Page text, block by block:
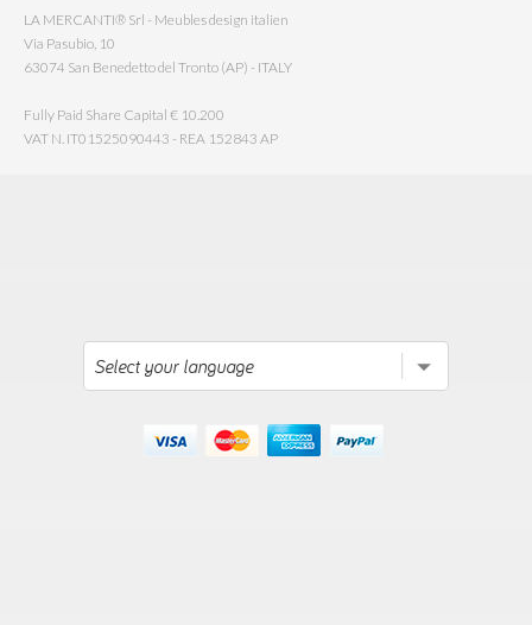
LA MERCANTI® Srl - Meubles design italien
Via Pasubio, 10
63074 San Benedetto del Tronto (AP) - ITALY
Fully Paid Share Capital € 10.200
VAT N. IT01525090443 - REA 152843 AP